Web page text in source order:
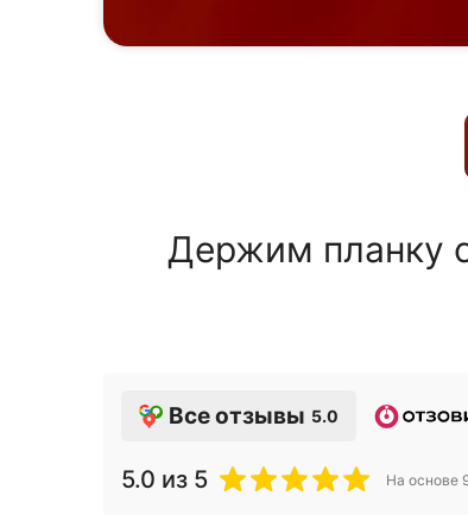
Держим планку
Все отзывы 5.0
5.0 из 5 На основе